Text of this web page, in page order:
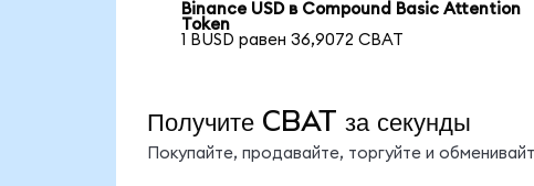
Binance USD в Compound Basic Attention
Token
1 BUSD равен 36,9072 CBAT
Получите CBAT за секунды
Покупайте, продавайте, торгуйте и